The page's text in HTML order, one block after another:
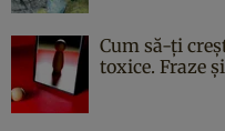
Cum să-ți
toxice. Fraze